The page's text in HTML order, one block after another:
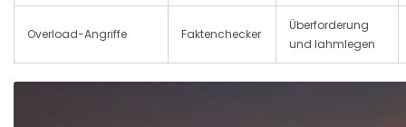
Overload-Angriffe Faktenchecker
Überforderung
und lahmlegen